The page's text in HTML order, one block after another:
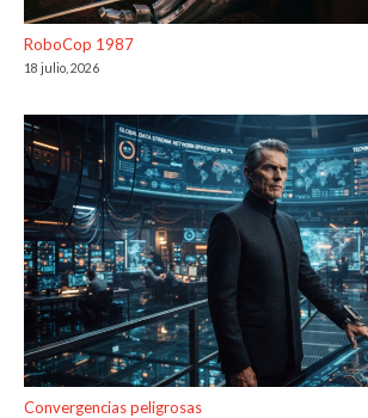
RoboCop 1987
18 julio, 2026
Convergencias peligrosas